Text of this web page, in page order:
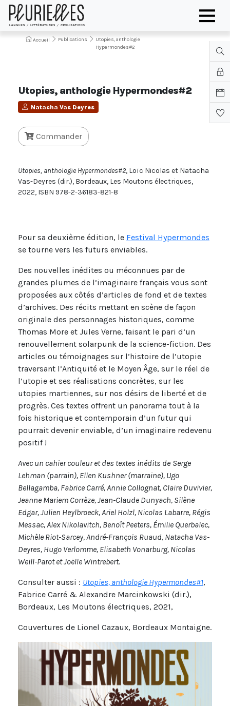
Accueil Publications
Utopies, anthologie
Hypermondes#2
Utopies, anthologie Hypermondes#2
Natacha Vas Deyres
Commander
Utopies, anthologie Hypermondes#2, Loïc Nicolas et Natacha
Vas-Deyres (dir.), Bordeaux, Les Moutons électriques,
2022, ISBN 978-2-36183-821-8
Pour sa deuxième édition, le Festival Hypermondes
se tourne vers les futurs enviables.
Des nouvelles inédites ou méconnues par de
grandes plumes de l’imaginaire français vous sont
proposées aux côtés d’articles de fond et de textes
d’archives. Des récits mettant en scène de façon
originale des personnages historiques, comme
Thomas More et Jules Verne, faisant le pari d’un
renouvellement solarpunk de la science-fiction. Des
articles ou témoignages sur l’histoire de l’utopie
traversant l’Antiquité et le Moyen Âge, sur le réel de
l’utopie et ses réalisations concrètes, sur les
utopies martiennes, sur nos désirs de liberté et de
progrès. Ces textes offrent un panorama tout à la
fois historique et contemporain d’un futur qui
pourrait devenir enviable, d’un imaginaire redevenu
positif !
Avec un cahier couleur et des textes inédits de Serge
Lehman (parrain), Ellen Kushner (marraine), Ugo
Bellagamba, Fabrice Carré, Annie Collognat, Claire Duvivier,
Jeanne Mariem Corrèze, Jean-Claude Dunyach, Silène
Edgar, Julien Heylbroeck, Ariel Holzl, Nicolas Labarre, Régis
Messac, Alex Nikolavitch, Benoît Peeters, Émilie Querbalec,
Michèle Riot-Sarcey, André-François Ruaud, Natacha Vas-
Deyres, Hugo Verlomme, Elisabeth Vonarburg, Nicolas
Weill-Parot et Joëlle Wintrebert.
Consulter aussi : Utopies, anthologie Hypermondes#1,
Fabrice Carré & Alexandre Marcinkowski (dir.),
Bordeaux, Les Moutons électriques, 2021,
Couvertures de Lionel Cazaux, Bordeaux Montaigne.